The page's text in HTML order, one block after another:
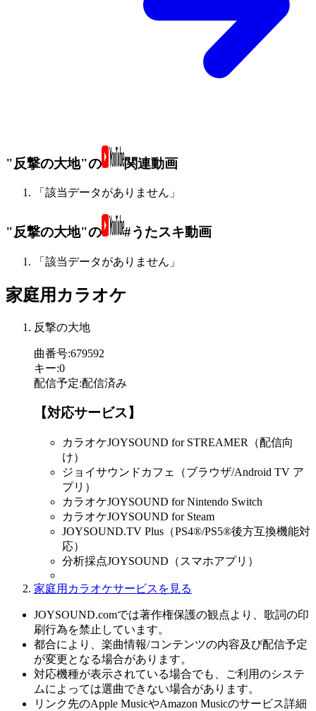
"反撃の大地"の 関連動画
「該当データがありません」
"反撃の大地"の #うたスキ動画
「該当データがありません」
家庭用カラオケ
反撃の大地
曲番号:679592
キー:0
配信予定:配信済み
【対応サービス】
カラオケJOYSOUND for STREAMER（配信向
け）
ジョイサウンドカフェ（ブラウザ/Android TV ア
プリ）
カラオケJOYSOUND for Nintendo Switch
カラオケJOYSOUND for Steam
JOYSOUND.TV Plus（PS4®/PS5®後方互換機能対
応）
分析採点JOYSOUND（スマホアプリ）
家庭用カラオケサービスを見る
JOYSOUND.comでは著作権保護の観点より、歌詞の印
刷行為を禁止しています。
都合により、楽曲情報/コンテンツの内容及び配信予定
が変更となる場合があります。
対応機種が表示されている場合でも、ご利用のシステ
ムによっては選曲できない場合があります。
リンク先のApple MusicやAmazon Musicのサービス詳細